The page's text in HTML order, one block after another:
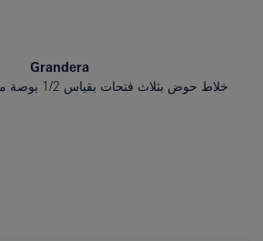
Grandera
خلاط حوض بثلاث فتحات بقياس 1/2 بوصة مقاس M